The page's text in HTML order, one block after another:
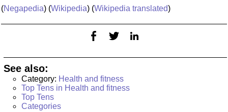
(Negapedia) (Wikipedia) (Wikipedia translated)
See also:
Category: Health and fitness
Top Tens in Health and fitness
Top Tens
Categories